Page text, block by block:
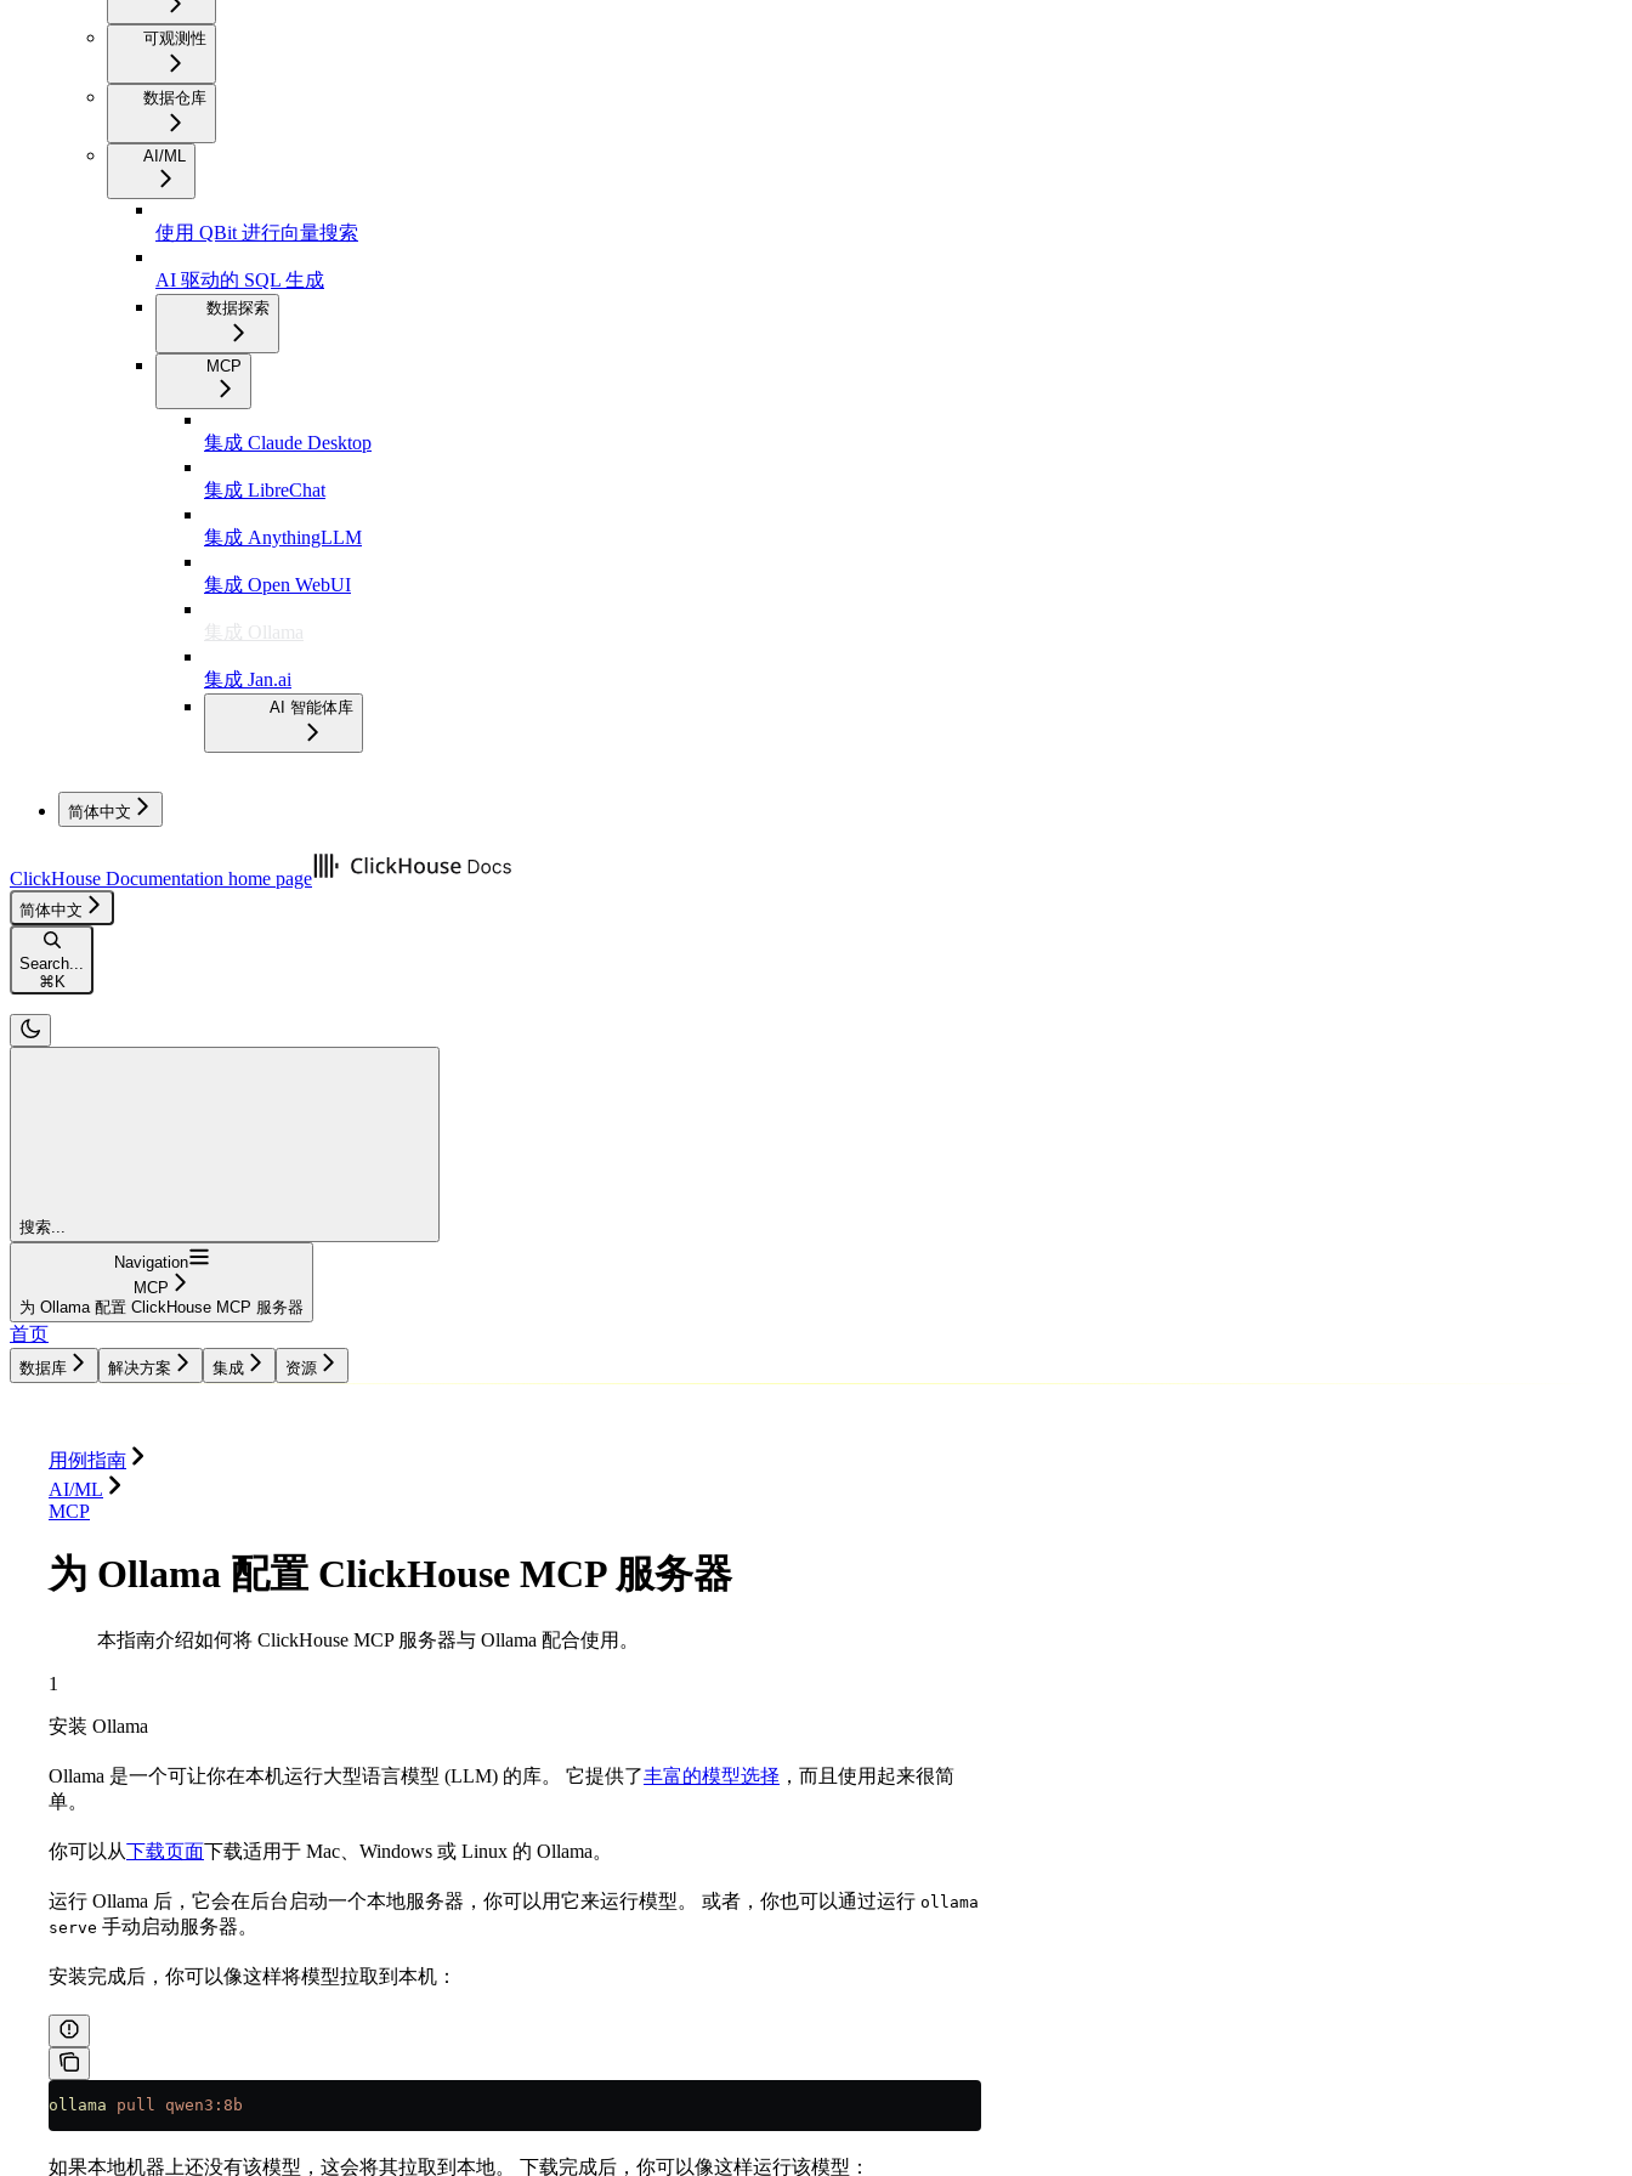
可观测性
数据仓库
AI/ML
使用 QBit 进行向量搜索
AI 驱动的 SQL 生成
数据探索
MCP
集成 Claude Desktop
集成 LibreChat
集成 AnythingLLM
集成 Open WebUI
集成 Ollama
集成 Jan.ai
AI 智能体库
简体中文
ClickHouse Documentation home page
简体中文
Search...
⌘ K
搜索...
Navigation
MCP
为 Ollama 配置 ClickHouse MCP 服务器
首页
数据库 解决方案 集成 资源
用例指南
AI/ML
MCP
为 Ollama 配置 ClickHouse MCP 服务器
本指南介绍如何将 ClickHouse MCP 服务器与 Ollama 配合使用。
1
安装 Ollama
Ollama 是一个可让你在本机运行大型语言模型 (LLM) 的库。 它提供了丰富的模型选择 ，而且使用起来很简
单。
你可以从下载页面下载适用于 Mac、Windows 或 Linux 的 Ollama。
运行 Ollama 后，它会在后台启动一个本地服务器，你可以用它来运行模型。 或者，你也可以通过运行 ollama
serve 手动启动服务器。
安装完成后，你可以像这样将模型拉取到本机：
ollama pull qwen3:8b
如果本地机器上还没有该模型，这会将其拉取到本地。 下载完成后，你可以像这样运行该模型：